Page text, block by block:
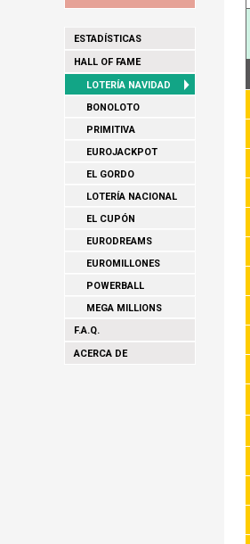
ESTADÍSTICAS
HALL OF FAME
LOTERÍA NAVIDAD
BONOLOTO
PRIMITIVA
EUROJACKPOT
EL GORDO
LOTERÍA NACIONAL
EL CUPÓN
EURODREAMS
EUROMILLONES
POWERBALL
MEGA MILLIONS
F.A.Q.
ACERCA DE